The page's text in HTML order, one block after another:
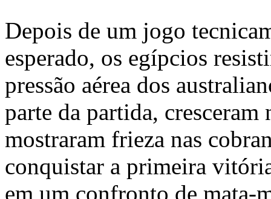
Depois de um jogo
esperado, os egípcios
pressão aérea dos
parte da partida, cresceram
mostraram frieza nas
conquistar a primeira
em um confronto de mata-